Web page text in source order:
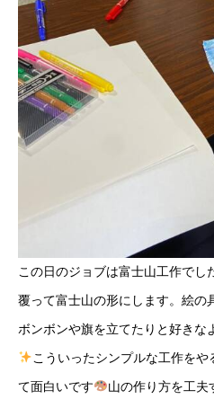
この日のジョブは富士山工作でし
覆って富士山の形にします。絵の
ボンボンや旗を立てたりと好きな
こういったシンプルな工作を
て面白いです 山の作り方を工夫